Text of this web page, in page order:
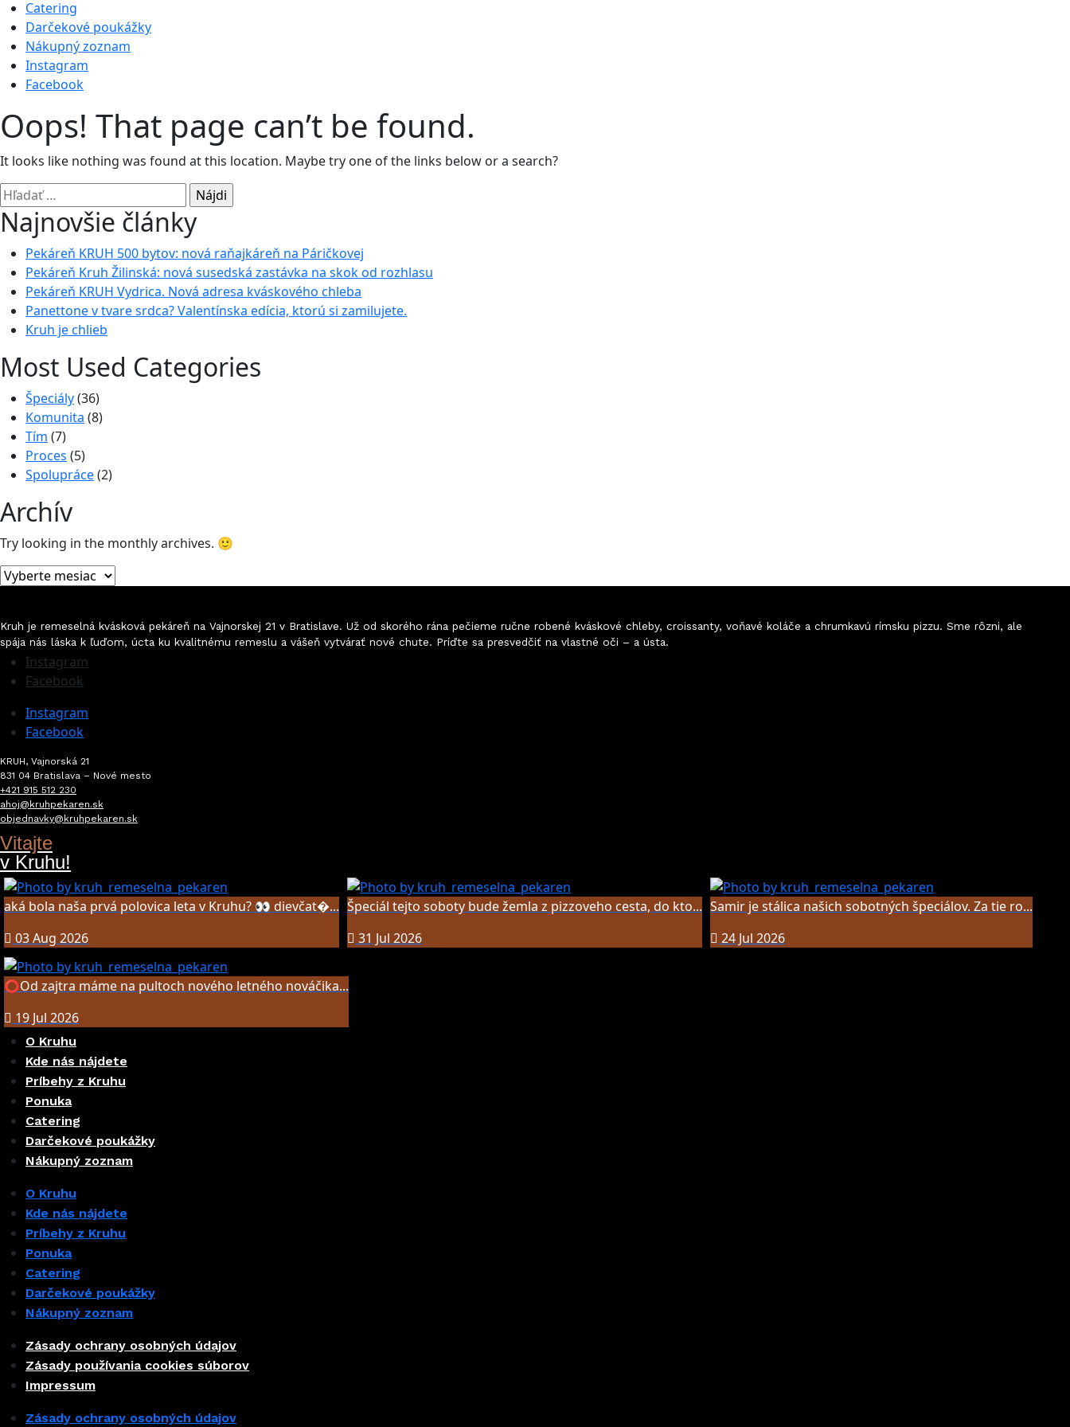
Catering
Darčekové poukážky
Nákupný zoznam
Instagram
Facebook
Oops! That page can’t be found.
It looks like nothing was found at this location. Maybe try one of the links below or a search?
Hľadať:
Najnovšie články
Pekáreň KRUH 500 bytov: nová raňajkáreň na Páričkovej
Pekáreň Kruh Žilinská: nová susedská zastávka na skok od rozhlasu
Pekáreň KRUH Vydrica. Nová adresa kváskového chleba
Panettone v tvare srdca? Valentínska edícia, ktorú si zamilujete.
Kruh je chlieb
Most Used Categories
Špeciály(36)
Komunita (8)
Tím (7)
Proces (5)
Spolupráce(2)
Archív
Try looking in the monthly archives. 🙂
Archív
Kruh je remeselná kvásková pekáreň na Vajnorskej 21 v Bratislave. Už od skorého rána pečieme ručne robené kváskové chleby, croissanty, voňavé koláče a chrumkavú rímsku pizzu. Sme rôzni, ale
spája nás láska k ľuďom, úcta ku kvalitnému remeslu a vášeň vytvárať nové chute. Príďte sa presvedčiť na vlastné oči – a ústa.
Instagram
Facebook
Instagram
Facebook
KRUH, Vajnorská 21
831 04 Bratislava – Nové mesto
+421 915 512 230
ahoj@kruhpekaren.sk
objednavky@kruhpekaren.sk
Vitajte
v Kruhu!
aká bola naša prvá polovica leta v Kruhu? 👀 dievčat�...
03 Aug 2026
Špeciál tejto soboty bude žemla z pizzoveho cesta, do kto...
31 Jul 2026
Samir je stálica našich sobotných špeciálov. Za tie ro...
24 Jul 2026
⭕️Od zajtra máme na pultoch nového letného nováčika...
19 Jul 2026
O Kruhu
Kde nás nájdete
Príbehy z Kruhu
Ponuka
Catering
Darčekové poukážky
Nákupný zoznam
O Kruhu
Kde nás nájdete
Príbehy z Kruhu
Ponuka
Catering
Darčekové poukážky
Nákupný zoznam
Zásady ochrany osobných údajov
Zásady používania cookies súborov
Impressum
Zásady ochrany osobných údajov